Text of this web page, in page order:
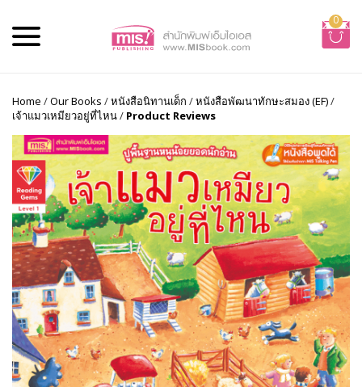
0
Home /Our Books /หนังสือนิทานเด็ก /หนังสือพัฒนาทักษะสมอง (EF)/
เจ้าแมวเหมียวอยู่ที่ไหน/ Product Reviews